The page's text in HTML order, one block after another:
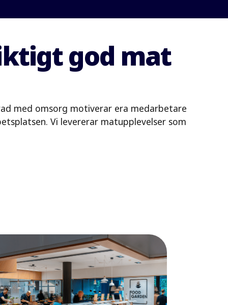
god mat
med omsorg motiverar era medarbetare
Vi levererar matupplevelser som